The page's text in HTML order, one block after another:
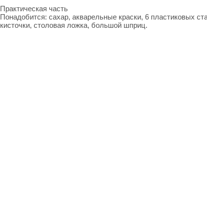
Практическая часть
Понадобится: сахар, акварельные краски, 6 пластиковых
кисточки, столовая ложка, большой шприц.